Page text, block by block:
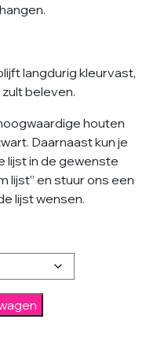
langdurig kleurvast,
beleven.
houten
Daarnaast kun je
lijst in de gewenste
lijst” en stuur ons een
lijst wensen.